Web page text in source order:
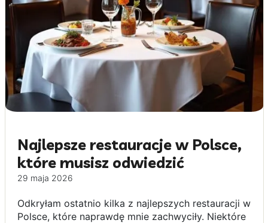
Najlepsze restauracje w Polsce,
które musisz odwiedzić
29 maja 2026
Odkryłam ostatnio kilka z najlepszych restauracji w
Polsce, które naprawdę mnie zachwyciły. Niektóre